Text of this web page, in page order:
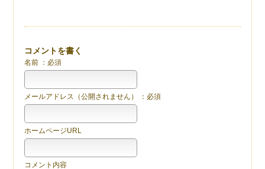
コメントを書く
名前 ：必須
メールアドレス（公開されません） ：必須
ホームページURL
コメント内容